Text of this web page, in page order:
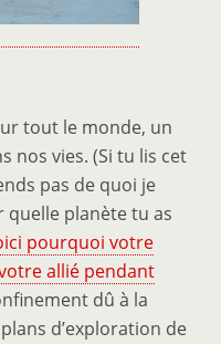
tout le monde, un
nos vies. (Si tu lis cet
pas de quoi je
quelle planète tu as
pourquoi votre
allié pendant
dû à la
d’exploration de